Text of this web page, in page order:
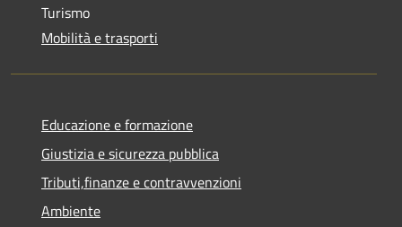
Turismo
Mobilità e trasporti
Educazione e formazione
Giustizia e sicurezza pubblica
Tributi,finanze e contravvenzioni
Ambiente